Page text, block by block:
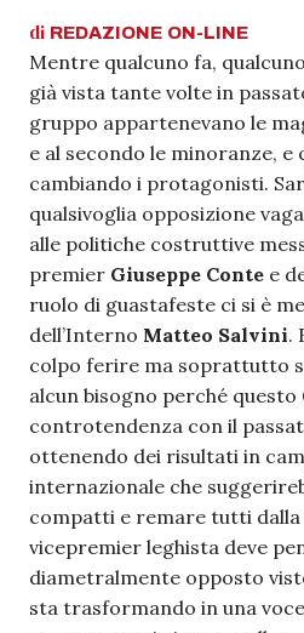
di REDAZIONE ON-LINE
Mentre qualcuno fa,
già vista tante volte in
gruppo appartenevano le
e al secondo le minoranze,
cambiando i protagonisti.
qualsivoglia opposizione
alle politiche costruttive
premier Giuseppe Conte e
ruolo di guastafeste ci si è
dell’Interno Matteo Salvini.
colpo ferire ma soprattutto
alcun bisogno perché questo
controtendenza con il
ottenendo dei risultati in
internazionale che
compatti e remare tutti dalla
vicepremier leghista deve
diametralmente opposto
sta trasformando in una